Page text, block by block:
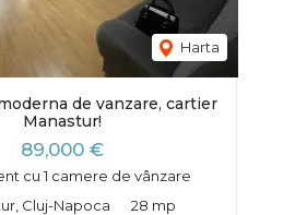
Harta
de vanzare, cartier
Manastur!
89,000 €
cu 1 camere de vânzare
Cluj-Napoca
28 mp